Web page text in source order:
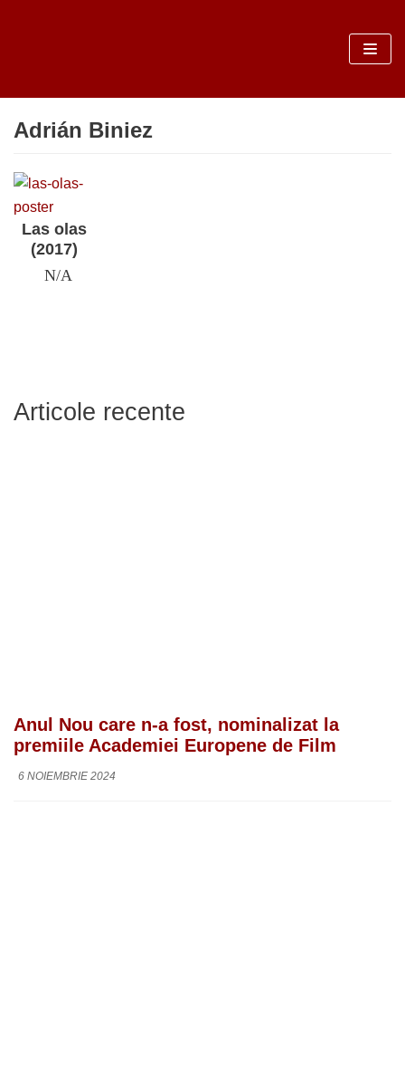
conținut
Adrián Biniez
Las olas
(2017)
N/A
Articole recente
Anul Nou care n-a fost, nominalizat la
premiile Academiei Europene de Film
6 NOIEMBRIE 2024